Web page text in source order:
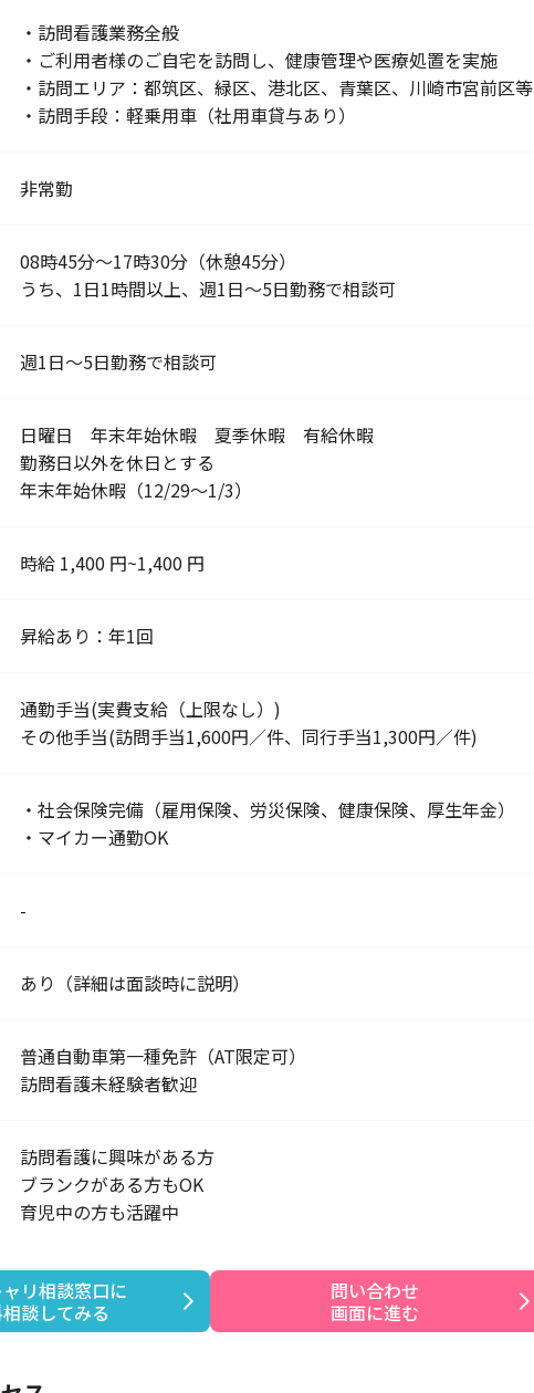
・訪問看護業務全般
・ご利用者様のご自宅を訪問し、健康管理や医療処置を実施
・訪問エリア：都筑区、緑区、港北区、青葉区、川崎市宮前区等
・訪問手段：軽乗用車（社用車貸与あり）
非常勤
08時45分～17時30分（休憩45分）
うち、1日1時間以上、週1日～5日勤務で相談可
週1日～5日勤務で相談可
日曜日 年末年始休暇 夏季休暇 有給休暇
勤務日以外を休日とする
年末年始休暇（12/29～1/3）
時給 1,400 円~1,400 円
昇給あり：年1回
通勤手当(実費支給（上限なし）)
その他手当(訪問手当1,600円／件、同行手当1,300円／件)
・社会保険完備（雇用保険、労災保険、健康保険、厚生年金）
・マイカー通勤OK
-
あり（詳細は面談時に説明）
普通自動車第一種免許（AT限定可）
訪問看護未経験者歓迎
訪問看護に興味がある方
ブランクがある方もOK
育児中の方も活躍中
リ相談窓口に
談してみる
問い合わせ
画面に進む